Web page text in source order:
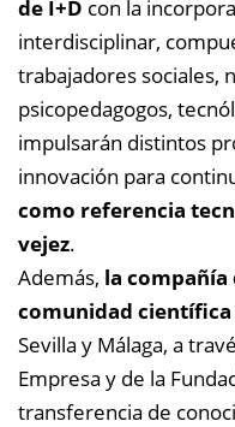
de I+D con la
interdisciplinar,
trabajadores sociales,
psicopedagogos,
impulsarán distintos
innovación para
como referencia
vejez.
Además, la compañía
comunidad científica
Sevilla y Málaga, a
Empresa y de la
transferencia de